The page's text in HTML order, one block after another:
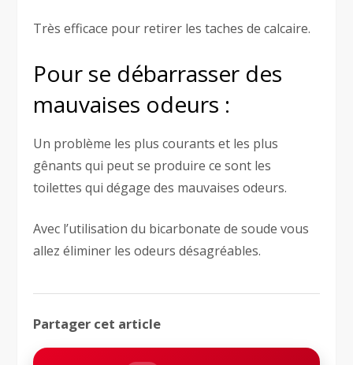
Très efficace pour retirer les taches de calcaire.
Pour se débarrasser des
mauvaises odeurs :
Un problème les plus courants et les plus
gênants qui peut se produire ce sont les
toilettes qui dégage des mauvaises odeurs.
Avec l’utilisation du bicarbonate de soude vous
allez éliminer les odeurs désagréables.
Partager cet article